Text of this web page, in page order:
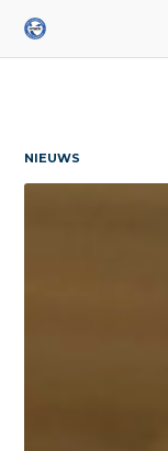
NIEUWS